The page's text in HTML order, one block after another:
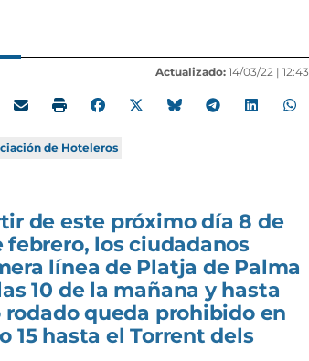
Actualizado: 14/03/22 | 12:43
de Hoteleros
de este próximo día 8 de
los ciudadanos
línea de Platja de Palma
10 de la mañana y hasta
queda prohibido en
15 hasta el Torrent dels